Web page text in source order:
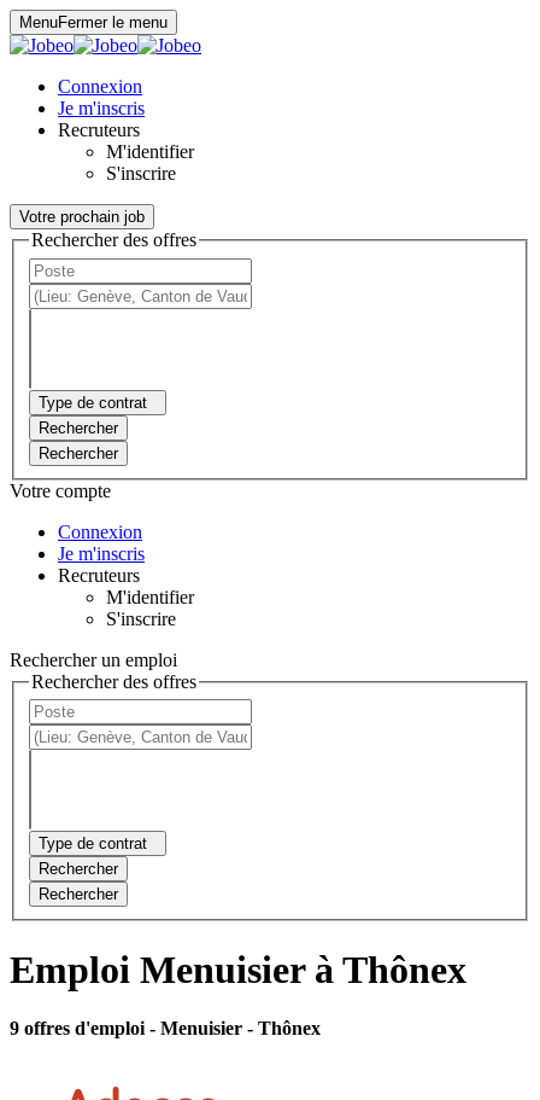
MenuFermer le menu
Connexion
Je m'inscris
Recruteurs
M'identifier
S'inscrire
Votre prochain job
Rechercher des offres
Type de contrat
Rechercher
Rechercher
Votre compte
Connexion
Je m'inscris
Recruteurs
M'identifier
S'inscrire
Rechercher un emploi
Rechercher des offres
Type de contrat
Rechercher
Rechercher
Emploi Menuisier à Thônex
9 offres d'emploi - Menuisier - Thônex
Panneau de gestion des cookies